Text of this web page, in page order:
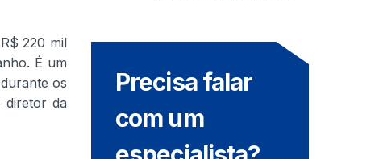
220 mil
É um
os
diretor da
Precisa falar
com um